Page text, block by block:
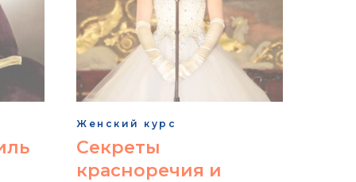
Женский курс
Секреты
красноречия и